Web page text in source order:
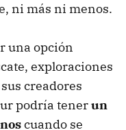
ni más ni menos.
una opción
exploraciones
creadores
podría tenerun
cuando se